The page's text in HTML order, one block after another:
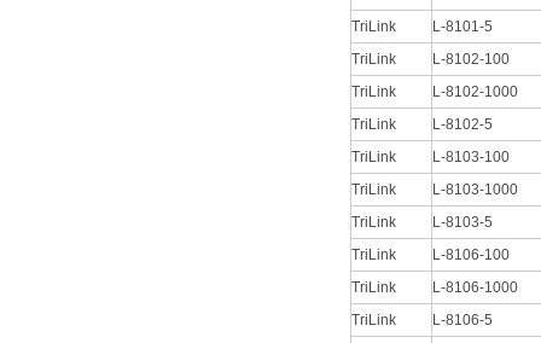
TriLink
L-8101-5
TriLink
L-8102-100
TriLink
L-8102-1000
TriLink
L-8102-5
TriLink
L-8103-100
TriLink
L-8103-1000
TriLink
L-8103-5
TriLink
L-8106-100
TriLink
L-8106-1000
TriLink
L-8106-5